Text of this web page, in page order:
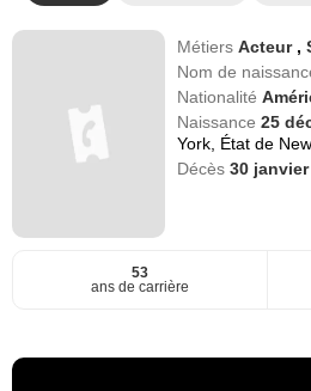
MétiersActeur ,
Nom de
Nationalité
Naissance25
York, État de
Décès30
53
ans de carrière